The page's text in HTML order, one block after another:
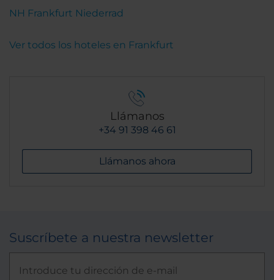
NH Frankfurt Niederrad
Ver todos los hoteles en Frankfurt
Llámanos
+34 91 398 46 61
Llámanos ahora
Suscríbete a nuestra newsletter